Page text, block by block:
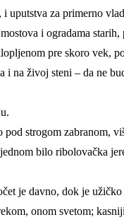
i uputstva za primerno
i ogradama starih,
pre skoro vek,
i na živoj steni – da ne
pod strogom zabranom,
bilo ribolovačka
je davno, dok je
onom svetom;